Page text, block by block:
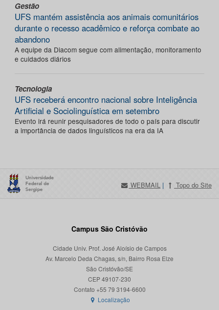
Gestão
UFS mantém assistência aos animais comunitários
durante o recesso acadêmico e reforça combate ao
abandono
A equipe da Diacom segue com alimentação, monitoramento
e cuidados diários
Tecnologia
UFS receberá encontro nacional sobre Inteligência
Artificial e Sociolinguística em setembro
Evento irá reunir pesquisadores de todo o país para discutir
a importância de dados linguísticos na era da IA
WEBMAIL | Topo do Site
Campus São Cristóvão
Cidade Univ. Prof. José Aloísio de Campos
Av. Marcelo Deda Chagas, s/n, Bairro Rosa Elze
São Cristóvão/SE
CEP 49107-230
Localização